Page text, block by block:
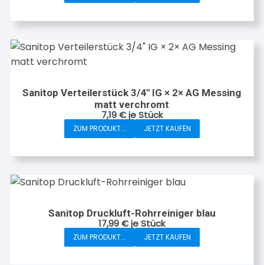
Sanitop Verteilerstück 3/4″ IG × 2× AG Messing
matt verchromt
7,19€je Stück
ZUM PRODUKT... JETZT KAUFEN
Sanitop Druckluft-Rohrreiniger blau
17,99€je Stück
ZUM PRODUKT... JETZT KAUFEN